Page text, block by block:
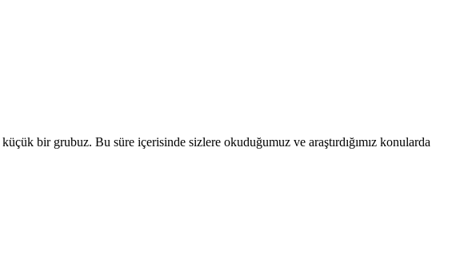
bir grubuz. Bu süre içerisinde sizlere okuduğumuz ve araştırdığımız konularda